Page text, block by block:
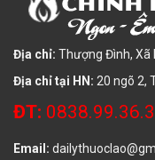
Địa chỉ: Thượng Đình, Xã
Địa chỉ tại HN: 20 ngõ 2,
ĐT:
Email: